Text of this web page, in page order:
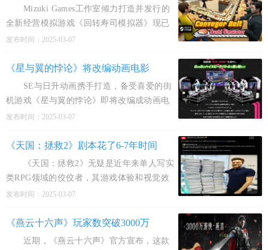
Mizuki Games工作室倾力打造并发行的
全新经营模拟游戏《回转寿司模拟器》现已
登陆Steam平台，该游戏支持中文，吸引了不
一款以经营
发布时间：2025-03-07
《星与翼的悖论》将改编动画电影
SE与日升动画携手打造，备受喜爱的街
机游戏《星与翼的悖论》即将改编成动画电
影，电影名为《AS ONE》，并计划在今年
的悖论》这款街机游
发布时间：2025-03-07
《天国：拯救2》剧本花了6-7年时间
《天国：拯救2》无疑是近年来单人写实
类RPG领域的佼佼者，其游戏体验和视觉效
果上的提升，甚至超越了它的前作。这种深
化，更在于其剧本的
发布时间：2025-03-07
《燕云十六声》玩家数突破3000万
近期，《燕云十六声》官方宣布，这款